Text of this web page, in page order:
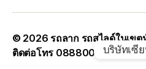
© 2026รถลาก รถสไลด์ในเข
ติดต่อโทร 0888000456บริษัทเซี